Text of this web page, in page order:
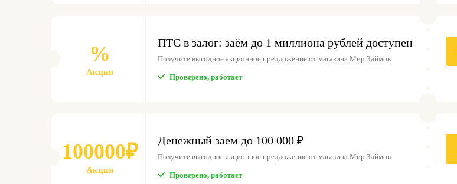
%
Акция
ПТС в залог: заём до 1 миллиона рублей доступен
Получите выгодное акционное предложение от магазина Мир Займов
Проверено, работает
100000₽
Акция
Денежный заем до 100 000 ₽
Получите выгодное акционное предложение от магазина Мир Займов
Проверено, работает